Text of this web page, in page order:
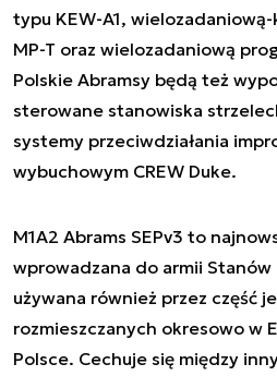
typu KEW-A1,
MP-T oraz wielozadaniową
Polskie Abramsy będą też
sterowane stanowiska
systemy przeciwdziałania
wybuchowym CREW Duke.
M1A2 Abrams SEPv3 to
wprowadzana do armii
używana również przez część
rozmieszczanych okresowo w
Polsce. Cechuje się między